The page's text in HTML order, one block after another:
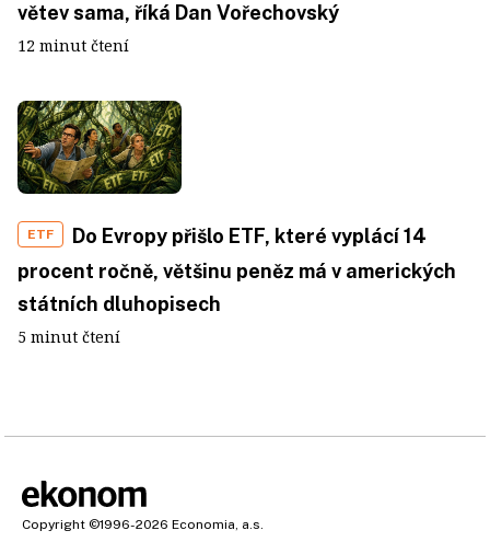
větev sama, říká Dan Vořechovský
12 minut čtení
ETF
Do Evropy přišlo ETF, které vyplácí 14
procent ročně, většinu peněz má v amerických
státních dluhopisech
5 minut čtení
Copyright ©1996-2026 Economia, a.s.